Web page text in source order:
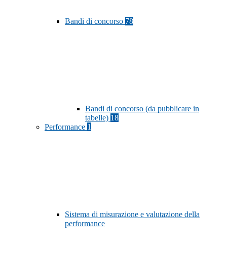
Bandi di concorso 78
Bandi di concorso (da pubblicare in
tabelle) 18
Performance 1
Sistema di misurazione e valutazione della
performance